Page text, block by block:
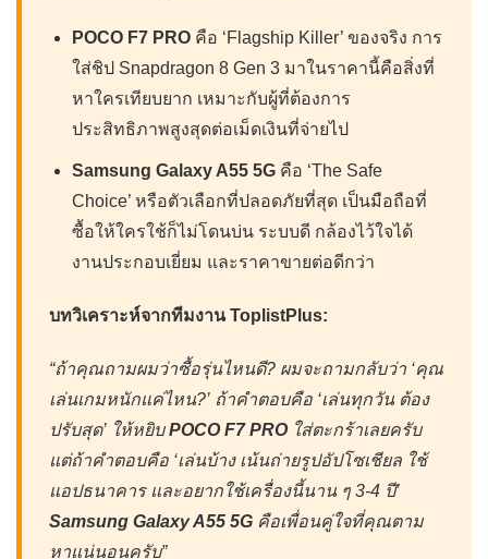
POCO F7 PROคือ ‘Flagship Killer’ ของจริง การ
ใส่ชิป Snapdragon 8 Gen 3 มาในราคานี้คือสิ่งที่
หาใครเทียบยาก เหมาะกับผู้ที่ต้องการ
ประสิทธิภาพสูงสุดต่อเม็ดเงินที่จ่ายไป
Samsung Galaxy A55 5Gคือ ‘The Safe
Choice’ หรือตัวเลือกที่ปลอดภัยที่สุด เป็นมือถือที่
ซื้อให้ใครใช้ก็ไม่โดนบ่น ระบบดี กล้องไว้ใจได้
งานประกอบเยี่ยม และราคาขายต่อดีกว่า
บทวิเคราะห์จากทีมงาน ToplistPlus:
“ถ้าคุณถามผมว่าซื้อรุ่นไหนดี? ผมจะถามกลับว่า ‘คุณ
เล่นเกมหนักแค่ไหน?’ ถ้าคำตอบคือ ‘เล่นทุกวัน ต้อง
ปรับสุด’ ให้หยิบPOCO F7 PROใส่ตะกร้าเลยครับ
แต่ถ้าคำตอบคือ ‘เล่นบ้าง เน้นถ่ายรูปอัปโซเชียล ใช้
แอปธนาคาร และอยากใช้เครื่องนี้นาน ๆ 3-4 ปี’
Samsung Galaxy A55 5G คือเพื่อนคู่ใจที่คุณตาม
หาแน่นอนครับ”